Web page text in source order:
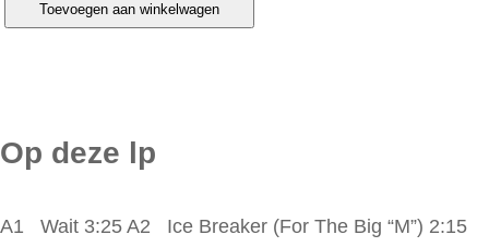
B
Toevoegen aan winkelwagen
Op deze lp
A1 Wait 3:25 A2 Ice Breaker (For The Big “M”) 2:15